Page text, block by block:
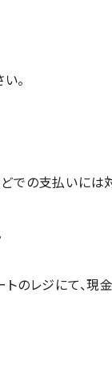
。
での支払いには
レジにて、現